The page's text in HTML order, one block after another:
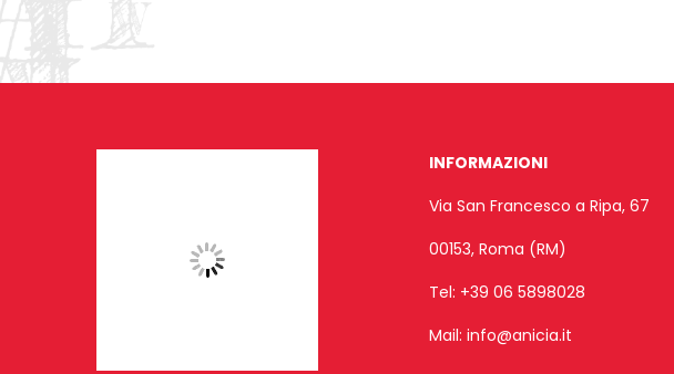
INFORMAZIONI
Via San Francesco a Ripa, 67
00153, Roma (RM)
Tel: +39 06 5898028
Mail: info@anicia.it